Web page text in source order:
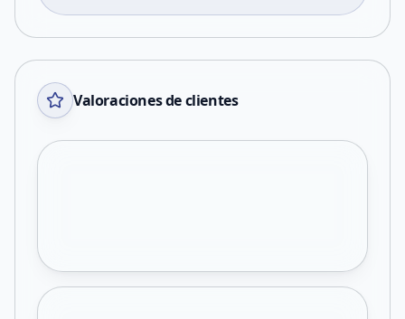
Valoraciones de clientes